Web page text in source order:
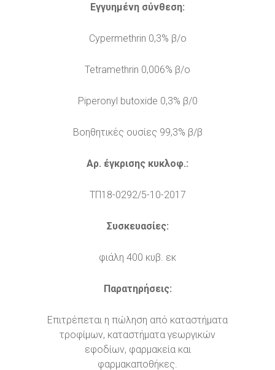
Εγγυημένη σύνθεση:
Cypermethrin 0,3% β/ο
Tetramethrin 0,006% β/ο
Piperonyl butoxide 0,3% β/0
Βοηθητικές ουσίες 99,3% β/β
Αρ. έγκρισης κυκλοφ.:
ΤΠ18-0292/5-10-2017
Συσκευασίες:
φιάλη 400 κυβ. εκ
Παρατηρήσεις:
Επιτρέπεται η πώληση από καταστήματα
τροφίμων, καταστήματα γεωργικών
εφοδίων, φαρμακεία και
φαρμακαποθήκες.